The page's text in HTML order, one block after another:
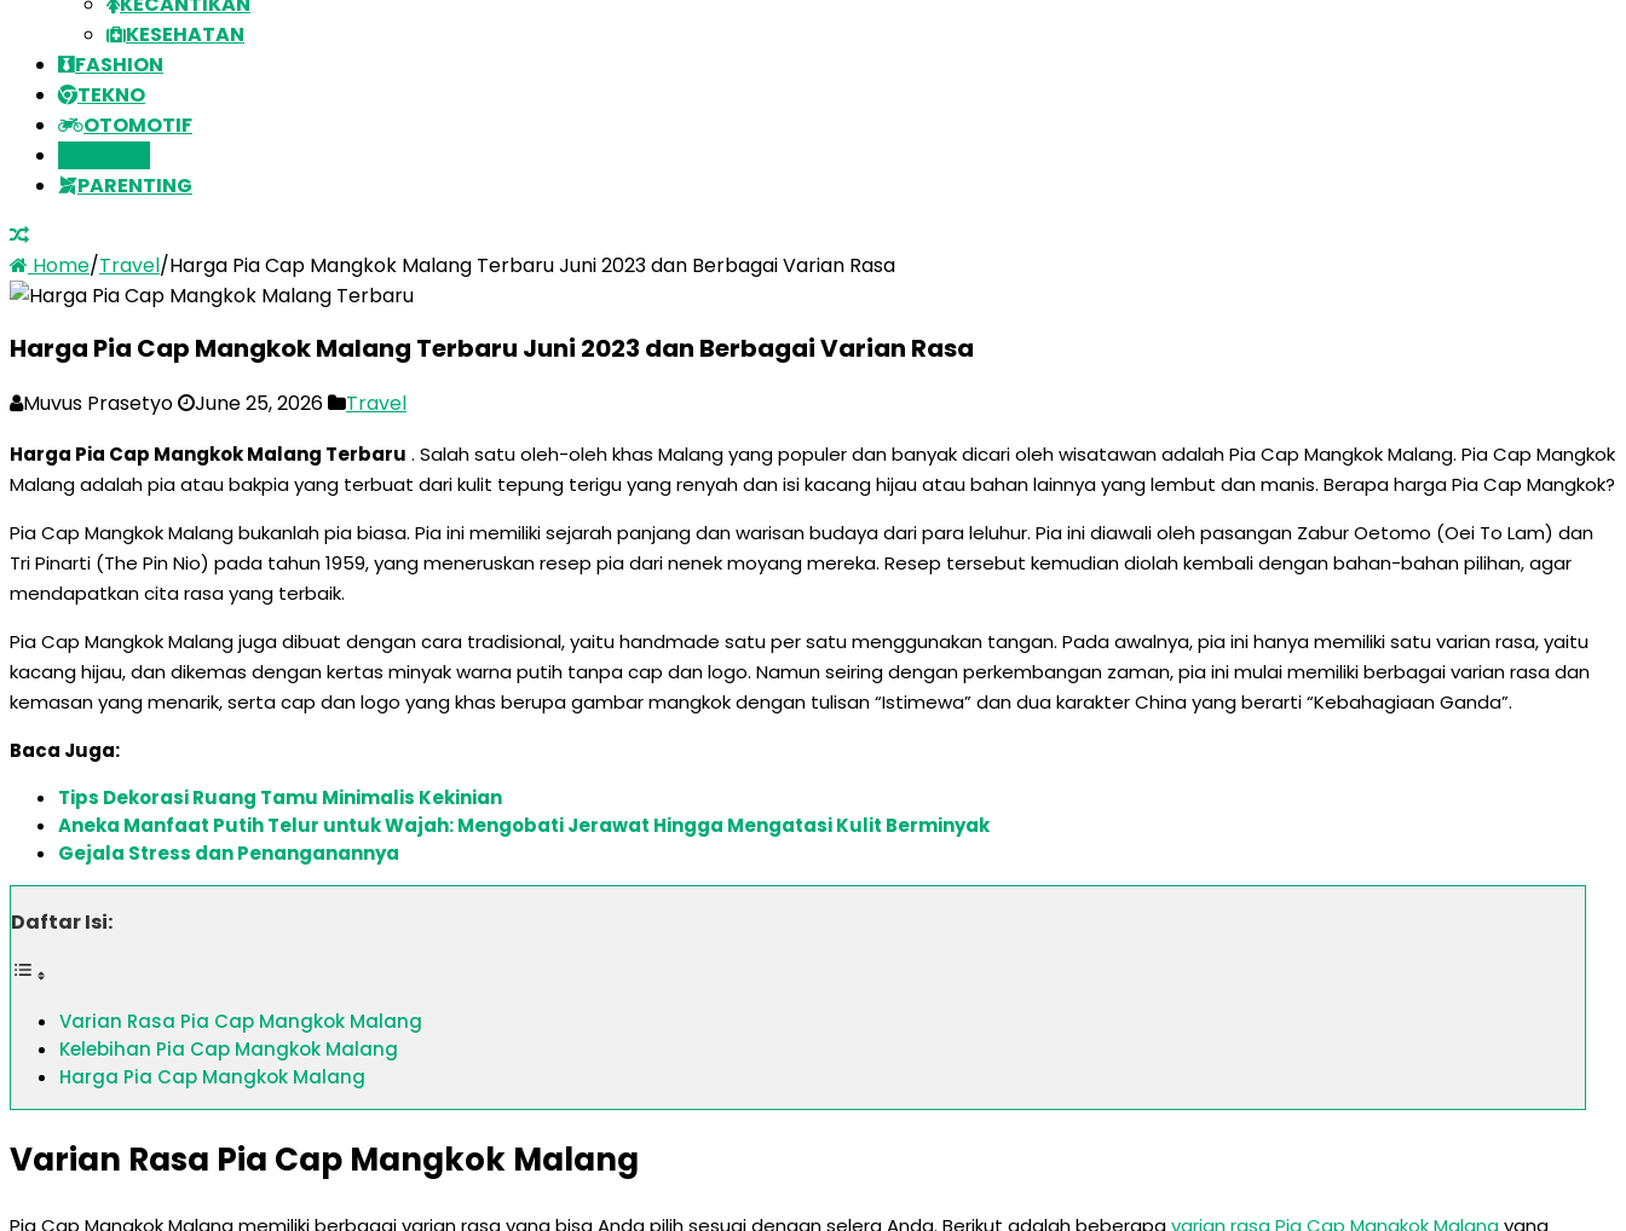
KESEHATAN
FASHION
TEKNO
OTOMOTIF
PARENTING
Home/Travel/Harga Pia Cap Mangkok Malang Terbaru Juni 2023 dan Berbagai Varian Rasa
Harga Pia Cap Mangkok Malang Terbaru Juni 2023 dan Berbagai Varian Rasa
Muvus Prasetyo June 25, 2026 Travel
Harga Pia Cap Mangkok Malang Terbaru . Salah satu oleh-oleh khas Malang yang populer dan banyak dicari oleh wisatawan adalah Pia Cap Mangkok Malang. Pia Cap Mangkok
Malang adalah pia atau bakpia yang terbuat dari kulit tepung terigu yang renyah dan isi kacang hijau atau bahan lainnya yang lembut dan manis. Berapa harga Pia Cap Mangkok?
Pia Cap Mangkok Malang bukanlah pia biasa. Pia ini memiliki sejarah panjang dan warisan budaya dari para leluhur. Pia ini diawali oleh pasangan Zabur Oetomo (Oei To Lam) dan
Tri Pinarti (The Pin Nio) pada tahun 1959, yang meneruskan resep pia dari nenek moyang mereka. Resep tersebut kemudian diolah kembali dengan bahan-bahan pilihan, agar
mendapatkan cita rasa yang terbaik.
Pia Cap Mangkok Malang juga dibuat dengan cara tradisional, yaitu handmade satu per satu menggunakan tangan. Pada awalnya, pia ini hanya memiliki satu varian rasa, yaitu
kacang hijau, dan dikemas dengan kertas minyak warna putih tanpa cap dan logo. Namun seiring dengan perkembangan zaman, pia ini mulai memiliki berbagai varian rasa dan
kemasan yang menarik, serta cap dan logo yang khas berupa gambar mangkok dengan tulisan “Istimewa” dan dua karakter China yang berarti “Kebahagiaan Ganda”.
Baca Juga:
Tips Dekorasi Ruang Tamu Minimalis Kekinian
Aneka Manfaat Putih Telur untuk Wajah: Mengobati Jerawat Hingga Mengatasi Kulit Berminyak
Gejala Stress dan Penanganannya
Daftar Isi:
Varian Rasa Pia Cap Mangkok Malang
Kelebihan Pia Cap Mangkok Malang
Harga Pia Cap Mangkok Malang
Varian Rasa Pia Cap Mangkok Malang
Pia Cap Mangkok Malang memiliki berbagai varian rasa yang bisa Anda pilih sesuai dengan selera Anda. Berikut adalah beberapavarian rasa Pia Cap Mangkok Malangyang